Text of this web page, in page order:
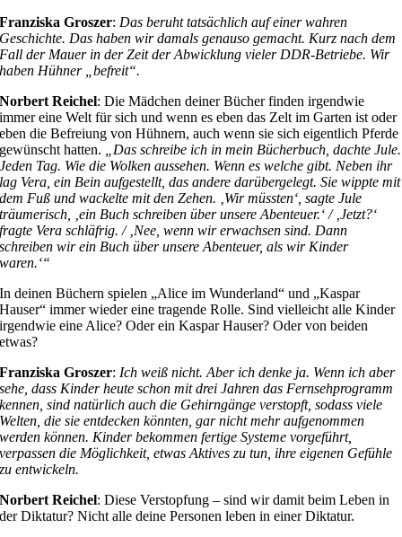
Franziska Groszer: Das beruht tatsächlich auf einer wahren
Geschichte. Das haben wir damals genauso gemacht. Kurz nach dem
Fall der Mauer in der Zeit der Abwicklung vieler DDR-Betriebe. Wir
haben Hühner „befreit“.
Norbert Reichel: Die Mädchen deiner Bücher finden irgendwie
immer eine Welt für sich und wenn es eben das Zelt im Garten ist oder
eben die Befreiung von Hühnern, auch wenn sie sich eigentlich Pferde
gewünscht hatten.
„Das schreibe ich in mein Bücherbuch, dachte Jule.
Jeden Tag. Wie die Wolken aussehen. Wenn es welche gibt. Neben ihr
lag Vera, ein Bein aufgestellt, das andere darübergelegt. Sie wippte mit
dem Fuß und wackelte mit den Zehen. ‚Wir müssten‘, sagte Jule
träumerisch, ‚ein Buch schreiben über unsere Abenteuer.‘ / ‚Jetzt?‘
fragte Vera schläfrig. / ‚Nee, wenn wir erwachsen sind. Dann
schreiben wir ein Buch über unsere Abenteuer, als wir Kinder
waren.‘“
In deinen Büchern spielen „Alice im Wunderland“ und „Kaspar
Hauser“ immer wieder eine tragende Rolle. Sind vielleicht alle Kinder
irgendwie eine Alice? Oder ein Kaspar Hauser? Oder von beiden
etwas?
Franziska Groszer: Ich weiß nicht. Aber ich denke ja. Wenn ich aber
sehe, dass Kinder heute schon mit drei Jahren das Fernsehprogramm
kennen, sind natürlich auch die Gehirngänge verstopft, sodass viele
Welten, die sie entdecken könnten, gar nicht mehr aufgenommen
werden können. Kinder bekommen fertige Systeme vorgeführt,
verpassen die Möglichkeit, etwas Aktives zu tun, ihre eigenen Gefühle
zu entwickeln.
Norbert Reichel: Diese Verstopfung – sind wir damit beim Leben in
der Diktatur? Nicht alle deine Personen leben in einer Diktatur.